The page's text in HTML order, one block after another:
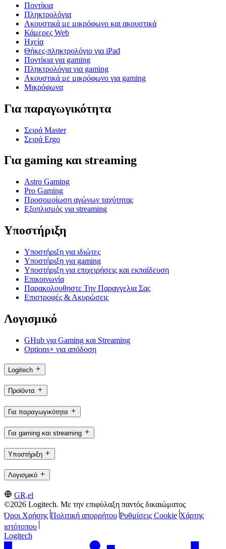
Ποντίκια
Πληκτρολόγια
Ακουστικά με μικρόφωνο και ακουστικά
Κάμερες Web
Ηχεία
Θήκες-πληκτρολόγιο για iPad
Ποντίκια για gaming
Πληκτρολόγια για gaming
Ακουστικά με μικρόφωνο για gaming
Μικρόφωνα
Για παραγωγικότητα
Σειρά Master
Σειρά Ergo
Για gaming και streaming
Astro Gaming
Pro Gaming
Προσομοίωση αγώνων ταχύτητας
Εξοπλισμός για streaming
Υποστήριξη
Υποστήριξη για ιδιώτες
Υποστήριξη για gaming
Υποστήριξη για επιχειρήσεις και εκπαίδευση
Επικοινωνία
Παρακολουθηστε Την Παραγγελια Σας
Επιστροφές & Ακυρώσεις
Λογισμικό
GHub για Gaming και Streaming
Options+ για απόδοση
Logitech
Προϊόντα
Για παραγωγικότητα
Για gaming και streaming
Υποστήριξη
Λογισμικό
GR,el
©2026 Logitech. Με την επιφύλαξη παντός δικαιώματος
Όροι Χρήσης Πολιτική απορρήτου Ρυθμίσεις Cookie Χάρτης
ιστότοπου
Logitech